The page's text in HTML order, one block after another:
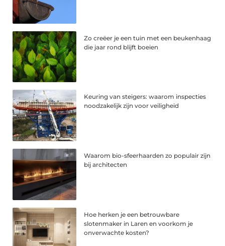
Zo creëer je een tuin met een beukenhaag
die jaar rond blijft boeien
Keuring van steigers: waarom inspecties
noodzakelijk zijn voor veiligheid
Waarom bio-sfeerhaarden zo populair zijn
bij architecten
Hoe herken je een betrouwbare
slotenmaker in Laren en voorkom je
onverwachte kosten?